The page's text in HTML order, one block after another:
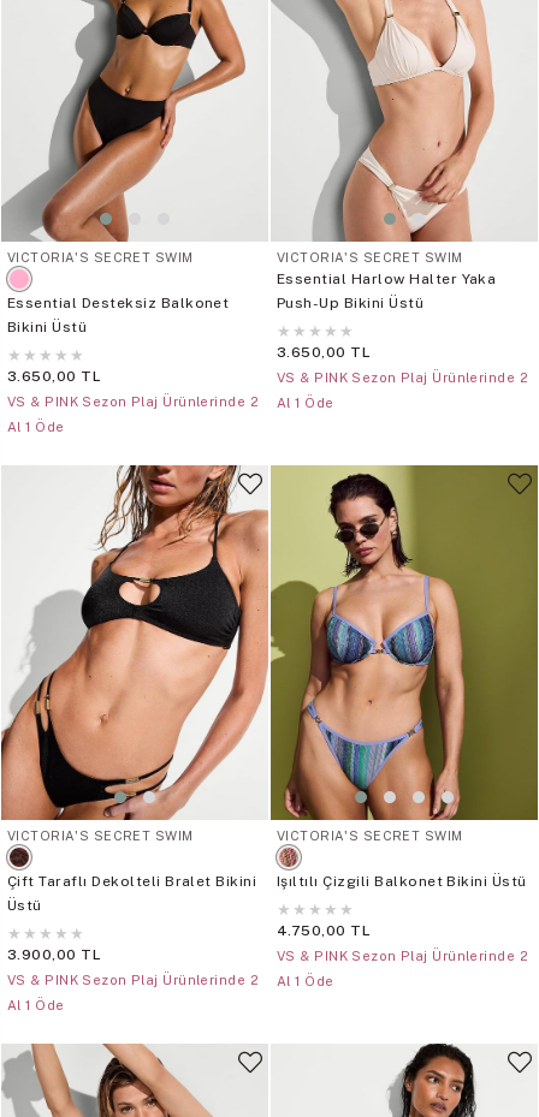
VICTORIA'S SECRET SWIM
Essential Desteksiz Balkonet
Bikini Üstü
★ ★ ★ ★ ★
3.650,00 TL
VS & PINK Sezon Plaj Ürünlerinde 2
Al 1 Öde
VICTORIA'S SECRET SWIM
Essential Harlow Halter Yaka
Push-Up Bikini Üstü
★ ★ ★ ★ ★
3.650,00 TL
VS & PINK Sezon Plaj Ürünlerinde 2
Al 1 Öde
VICTORIA'S SECRET SWIM
Çift Taraflı Dekolteli Bralet Bikini
Üstü
★ ★ ★ ★ ★
3.900,00 TL
VS & PINK Sezon Plaj Ürünlerinde 2
Al 1 Öde
VICTORIA'S SECRET SWIM
Işıltılı Çizgili Balkonet Bikini Üstü
★ ★ ★ ★ ★
4.750,00 TL
VS & PINK Sezon Plaj Ürünlerinde 2
Al 1 Öde